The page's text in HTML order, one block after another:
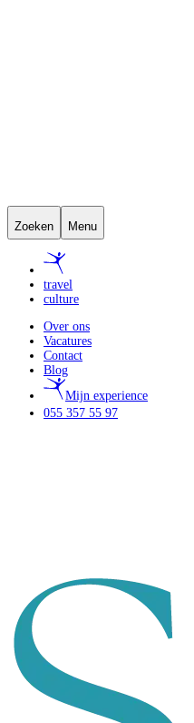
Zoeken Menu
travel
culture
Over ons
Vacatures
Contact
Blog
Mijn experience
055 357 55 97